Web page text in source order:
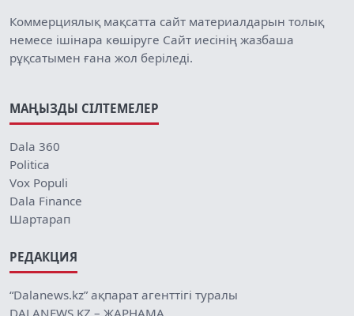
Коммерциялық мақсатта сайт материалдарын толық
немесе ішінара көшіруге Сайт иесінің жазбаша
рұқсатымен ғана жол беріледі.
МАҢЫЗДЫ СІЛТЕМЕЛЕР
Dala 360
Politica
Vox Populi
Dala Finance
Шартарап
РЕДАКЦИЯ
“Dalanews.kz” ақпарат агенттігі туралы